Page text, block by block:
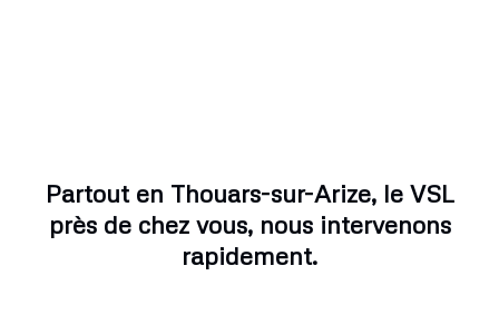
Partout en Thouars-sur-Arize, le VSL
près de chez vous, nous intervenons
rapidement.